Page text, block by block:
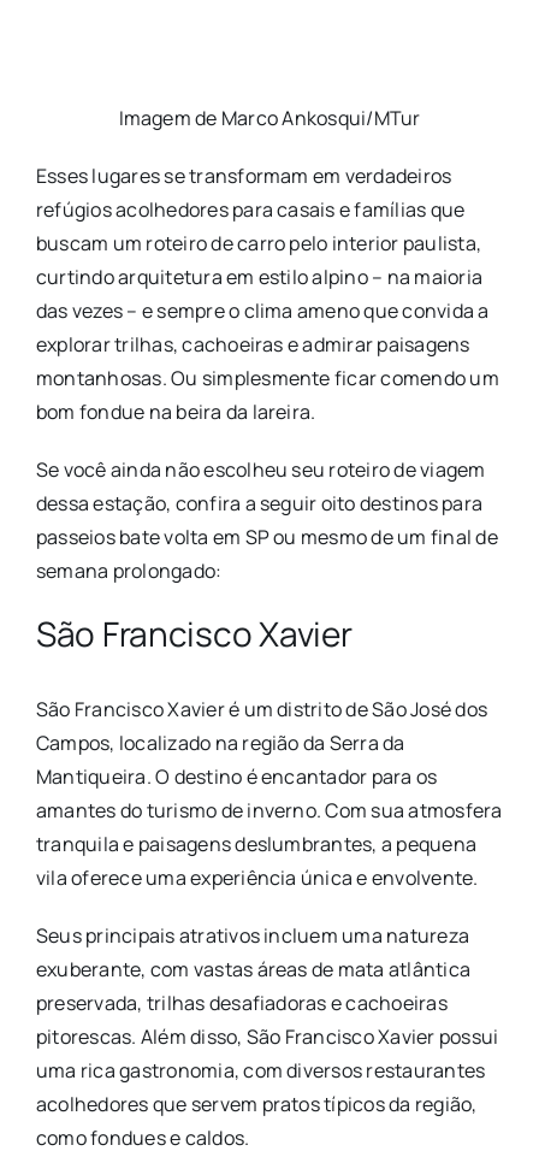
Imagem de Marco Ankosqui/MTur
Esses lugares se transformam em verdadeiros
refúgios acolhedores para casais e famílias que
buscam um roteiro de carro pelo interior paulista,
curtindo arquitetura em estilo alpino – na maioria
das vezes – e sempre o clima ameno que convida a
explorar trilhas, cachoeiras e admirar paisagens
montanhosas. Ou simplesmente ficar comendo um
bom fondue na beira da lareira.
Se você ainda não escolheu seu roteiro de viagem
dessa estação, confira a seguir oito destinos para
passeios bate volta em SP ou mesmo de um final de
semana prolongado:
São Francisco Xavier
São Francisco Xavier é um distrito de São José dos
Campos, localizado na região da Serra da
Mantiqueira. O destino é encantador para os
amantes do turismo de inverno. Com sua atmosfera
tranquila e paisagens deslumbrantes, a pequena
vila oferece uma experiência única e envolvente.
Seus principais atrativos incluem uma natureza
exuberante, com vastas áreas de mata atlântica
preservada, trilhas desafiadoras e cachoeiras
pitorescas. Além disso, São Francisco Xavier possui
uma rica gastronomia, com diversos restaurantes
acolhedores que servem pratos típicos da região,
como fondues e caldos.